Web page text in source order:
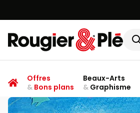
Rougier & Plé
Offres
&Bons plans
Beaux-Arts
&Graphisme